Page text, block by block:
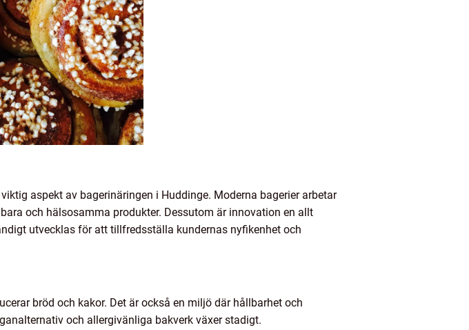
aspekt av bagerinäringen i Huddinge. Moderna bagerier arbetar
och hälsosamma produkter. Dessutom är innovation en allt
utvecklas för att tillfredsställa kundernas nyfikenhet och
bröd och kakor. Det är också en miljö där hållbarhet och
och allergivänliga bakverk växer stadigt.